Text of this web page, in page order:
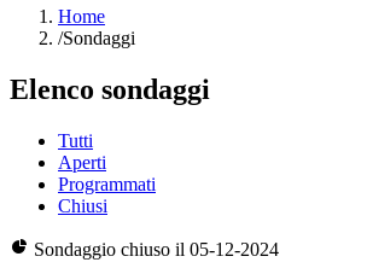
Home
/Sondaggi
Elenco sondaggi
Tutti
Aperti
Programmati
Chiusi
Sondaggio chiuso il 05-12-2024